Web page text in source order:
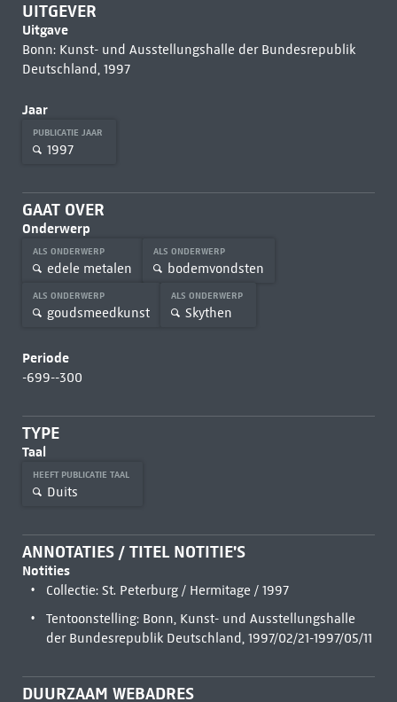
UITGEVER
Uitgave
Bonn: Kunst- und Ausstellungshalle der Bundesrepublik
Deutschland, 1997
Jaar
PUBLICATIE JAAR
1997
GAAT OVER
Onderwerp
ALS ONDERWERP
edele metalen
ALS ONDERWERP
bodemvondsten
ALS ONDERWERP
goudsmeedkunst
ALS ONDERWERP
Skythen
Periode
-699--300
TYPE
Taal
HEEFT PUBLICATIE TAAL
Duits
ANNOTATIES / TITEL NOTITIE'S
Notities
Collectie: St. Peterburg / Hermitage / 1997
Tentoonstelling: Bonn, Kunst- und Ausstellungshalle
der Bundesrepublik Deutschland, 1997/02/21-1997/05/11
DUURZAAM WEBADRES